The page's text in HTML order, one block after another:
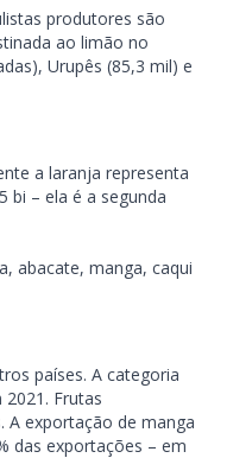
produtores são
ao limão no
Urupês (85,3 mil) e
a laranja representa
bi – ela é a segunda
abacate, manga, caqui
países. A categoria
Frutas
A exportação de manga
das exportações – em